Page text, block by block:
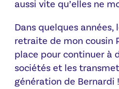
aussi vite qu’elles ne
Dans quelques
retraite de mon cousin
place pour continuer à
sociétés et les
génération de Bernardi !